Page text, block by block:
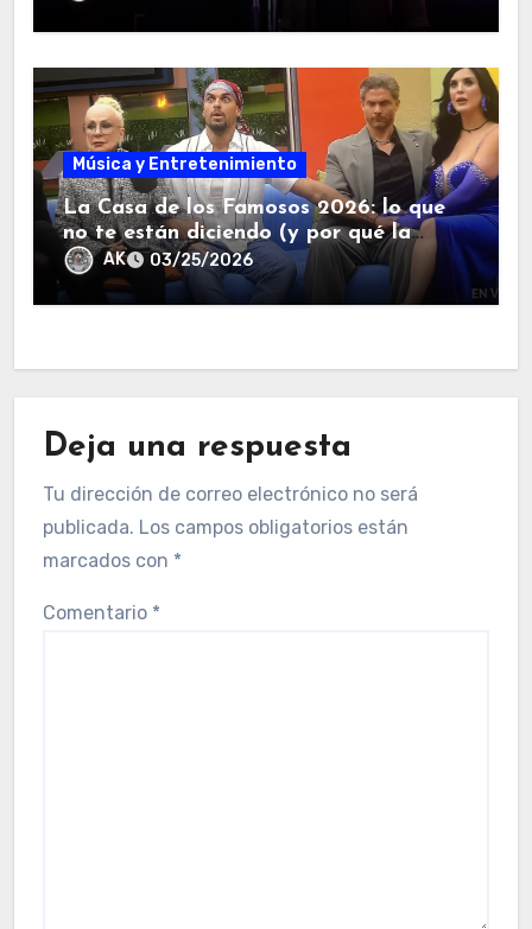
Música y Entretenimiento
La Casa de los Famosos 2026: lo que
no te están diciendo (y por qué la
salida de Kunno lo cambió todo).
AK 03/25/2026
Deja una respuesta
Tu dirección de correo electrónico no será
publicada. Los campos obligatorios están
marcados con *
Comentario *